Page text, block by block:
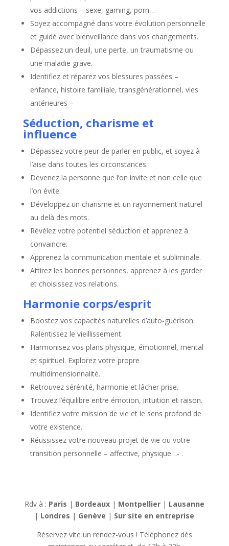
vos addictions – sexe, gaming, porn…-
Soyez accompagné dans votre évolution personnelle
et guidé avec bienveillance dans vos changements.
Dépassez un deuil, une perte, un traumatisme ou
une maladie grave.
Identifiez et réparez vos blessures passées –
enfance, histoire familiale, transgénérationnel, vies
antérieures –
Séduction, charisme et
influence
Dépassez votre peur de parler en public, et soyez à
l’aise dans toutes les circonstances.
Devenez la personne que l’on invite et non celle que
l’on évite.
Développez un charisme et un rayonnement naturel
au delà des mots.
Révélez votre potentiel séduction et apprenez à
convaincre.
Apprenez la communication mentale et subliminale.
Attirez les bonnes personnes, apprenez à les garder
et choisissez vos relations.
Harmonie corps/esprit
Boostez vos capacités naturelles d’auto-guérison.
Ralentissez le vieillissement.
Harmonisez vos plans physique, émotionnel, mental
et spirituel. Explorez votre propre
multidimensionnalité.
Retrouvez sérénité, harmonie et lâcher prise.
Trouvez l’équilibre entre émotion, intuition et raison.
Identifiez votre mission de vie et le sens profond de
votre existence.
Réussissez votre nouveau projet de vie ou votre
transition personnelle – affective, physique…- .
Rdv à : Paris | Bordeaux | Montpellier| Lausanne
| Londres | Genève | Sur site en entreprise
Réservez vite un rendez-vous ! Téléphonez dès